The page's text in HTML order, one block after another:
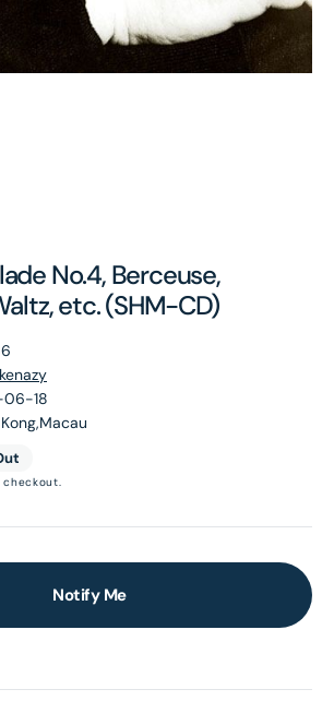
No.4, Berceuse,
etc. (SHM-CD)
06-18
Notify Me